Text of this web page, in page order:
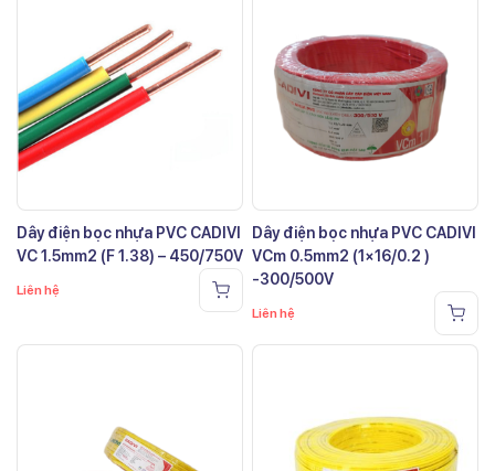
Dây điện bọc nhựa PVC CADIVI
VC 1.5mm2 (F 1.38) – 450/750V
Liên hệ
Dây điện bọc nhựa PVC CADIVI
VCm 0.5mm2 (1×16/0.2 )
-300/500V
Liên hệ